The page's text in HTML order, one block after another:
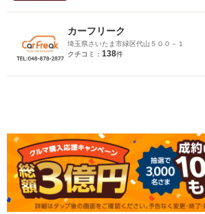
カーフリーク
埼玉県さいたま市緑区代山５００－１
クチコミ： 138件